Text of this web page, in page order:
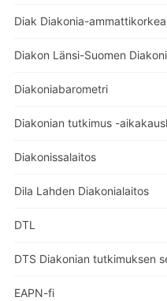
Diak Diakonia-
Diakon Länsi-Suomen
Diakoniabarometri
Diakonian tutkimus -
Diakonissalaitos
Dila Lahden Diakonialaitos
DTL
DTS Diakonian tutkimuksen
EAPN-fi